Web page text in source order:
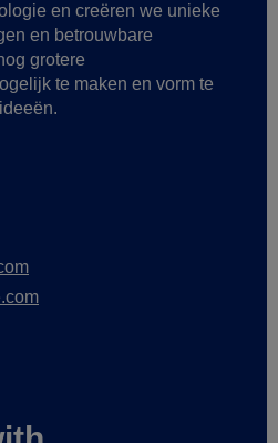
en creëren we unieke
en betrouwbare
grotere
te maken en vorm te